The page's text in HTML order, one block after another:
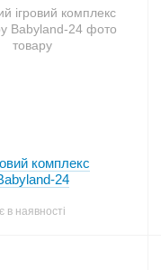
комплекс
24
в наявності